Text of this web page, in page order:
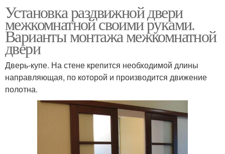
Установка раздвижной двери
межкомнатной своими руками.
Варианты монтажа межкомнатной
двери
Дверь-купе. На стене крепится необходимой длины
направляющая, по которой и производится движение
полотна.